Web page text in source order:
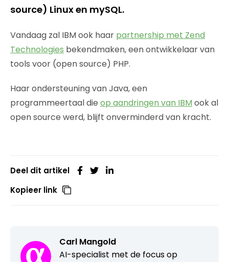
source) Linux en mySQL.
Vandaag zal IBM ook haar partnership met Zend
Technologies bekendmaken, een ontwikkelaar van
tools voor (open source) PHP.
Haar ondersteuning van Java, een
programmeertaal die op aandringen van IBM ook al
open source werd, blijft onverminderd van kracht.
Deel dit artikel
Kopieer link
Carl Mangold
AI-specialist met de focus op